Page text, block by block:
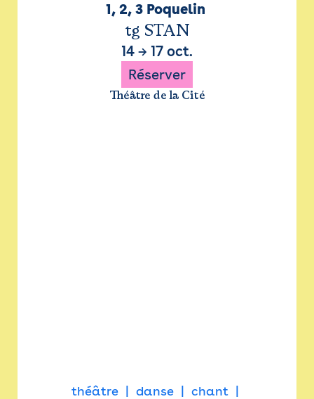
1, 2, 3 Poquelin
tg STAN
14 → 17 oct.
Réserver
Théâtre de la Cité
théâtre danse
chant